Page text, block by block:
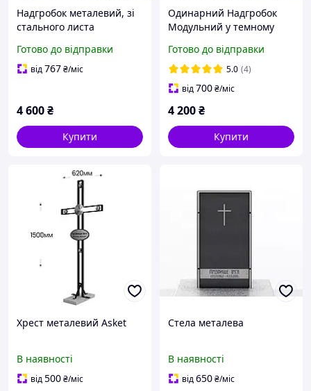
Надгробок металевий, зі
стального листа
Готово до відправки
від767₴/міс
4 600₴
Купити
Одинарний Надгробок
Модульний у темному
Готово до відправки
5.0 (4)
від700₴/міс
4 200₴
Купити
Хрест металевий Asket
В наявності
від500₴/міс
Стела металева
В наявності
від650₴/міс